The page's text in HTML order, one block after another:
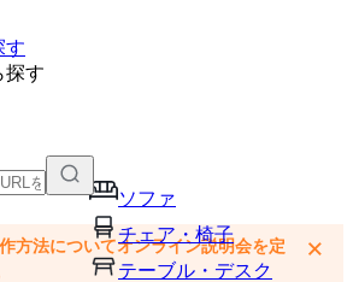
す
探す
ソファ
チェア・椅子
テーブル・デスク
追加
URLを貼り付けて、カートに追加できます
方法についてオンライン説明会を定
×